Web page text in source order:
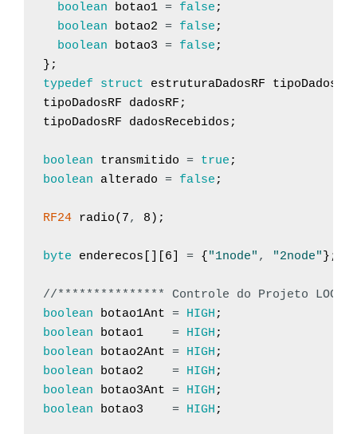
boolean
botao1 = false ;
boolean
botao2 = false ;
boolean
botao3 = false ;
} ;
typedef
struct estruturaDadosRF tipoDadosRF
tipoDadosRF
dadosRF ;
tipoDadosRF
dadosRecebidos ;
boolean transmitido = true ;
boolean
alterado = false ;
RF24 radio( 7, 8 ) ;
byte enderecos 6 = { "1node" , "2node" } ;
//*************** Controle do Projeto
boolean
botao1Ant = HIGH ;
boolean
botao1 = HIGH ;
boolean
botao2Ant = HIGH ;
boolean
botao2 = HIGH ;
boolean
botao3Ant = HIGH ;
boolean
botao3 = HIGH ;